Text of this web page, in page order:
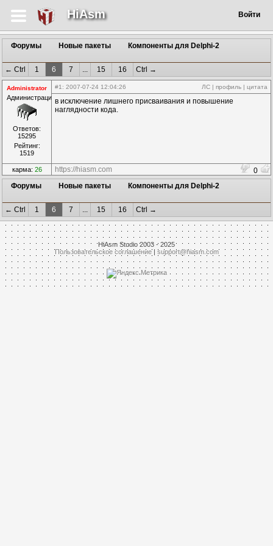
HiAsm Войти
Форумы Новые пакеты Компоненты для Delphi-2
← Ctrl 1 6 7 ... 15 16 Ctrl →
Administrator
Администрация
Ответов:
15295
Рейтинг:
1519
#1 : 2007-07-24 12:04:26 ЛС | профиль | цитата
в исключение лишнего присваивания и повышение
наглядности кода.
карма: 26 https://hiasm.com
0
Форумы
Новые пакеты Компоненты для Delphi-2
← Ctrl 1 6 7 ... 15 16 Ctrl →
HiAsm Studio 2003 - 2025
Пользовательское соглашение| support@hiasm.com